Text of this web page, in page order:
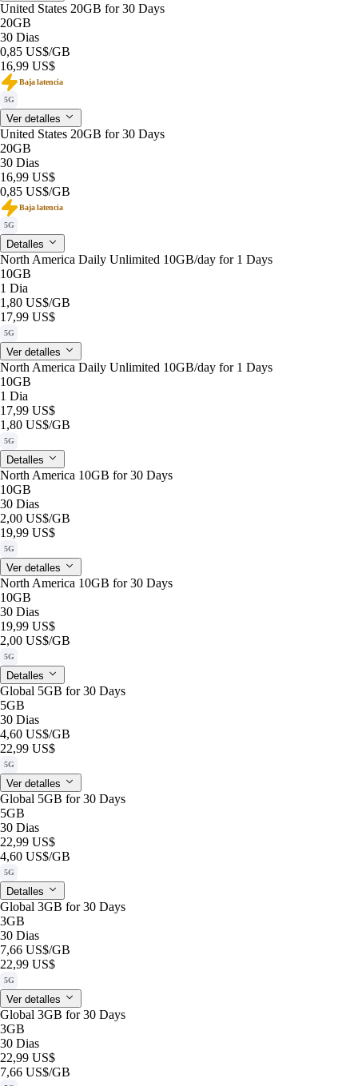
United States 20GB for 30 Days
20GB
30 Dias
0,85 US$/GB
16,99 US$
Baja latencia
5G
Ver detalles
United States 20GB for 30 Days
20GB
30 Dias
16,99 US$
0,85 US$/GB
Baja latencia
5G
Detalles
North America Daily Unlimited 10GB/day for 1 Days
10GB
1 Dia
1,80 US$/GB
17,99 US$
5G
Ver detalles
North America Daily Unlimited 10GB/day for 1 Days
10GB
1 Dia
17,99 US$
1,80 US$/GB
5G
Detalles
North America 10GB for 30 Days
10GB
30 Dias
2,00 US$/GB
19,99 US$
5G
Ver detalles
North America 10GB for 30 Days
10GB
30 Dias
19,99 US$
2,00 US$/GB
5G
Detalles
Global 5GB for 30 Days
5GB
30 Dias
4,60 US$/GB
22,99 US$
5G
Ver detalles
Global 5GB for 30 Days
5GB
30 Dias
22,99 US$
4,60 US$/GB
5G
Detalles
Global 3GB for 30 Days
3GB
30 Dias
7,66 US$/GB
22,99 US$
5G
Ver detalles
Global 3GB for 30 Days
3GB
30 Dias
22,99 US$
7,66 US$/GB